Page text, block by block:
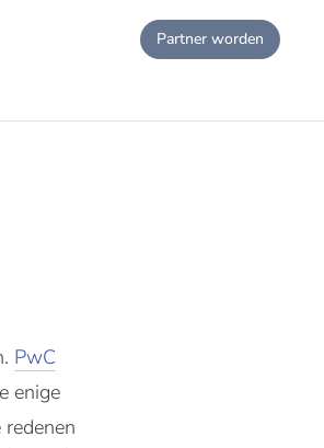
Partner worden
PwC
enige